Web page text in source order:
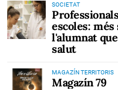
SOCIETAT
escoles:
l'alumnat
salut
MAGAZÍN TERRITORIS
Magazín 79